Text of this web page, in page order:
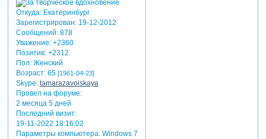
Откуда:Екатеринбург
Зарегистрирован: 19-12-2012
Сообщений:878
Уважение: +2360
Позитив: +2312
Пол:Женский
Возраст:65 [1961-04-23]
Skype: tamarazavoiskaya
Провел на форуме:
2 месяца 5 дней
Последний визит:
19-11-2022 18:16:02
Параметры компьютера:Windows 7